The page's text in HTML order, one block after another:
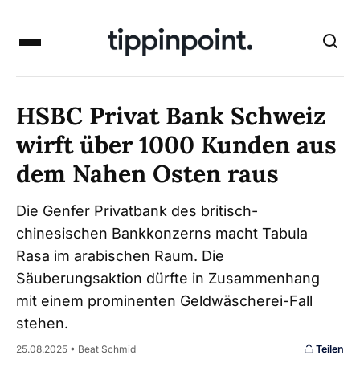
HSBC Privat Bank Schweiz
wirft über 1000 Kunden aus
dem Nahen Osten raus
Die Genfer Privatbank des britisch-
chinesischen Bankkonzerns macht Tabula
Rasa im arabischen Raum. Die
Säuberungsaktion dürfte in Zusammenhang
mit einem prominenten Geldwäscherei-Fall
stehen.
25.08.2025 • Beat Schmid Teilen